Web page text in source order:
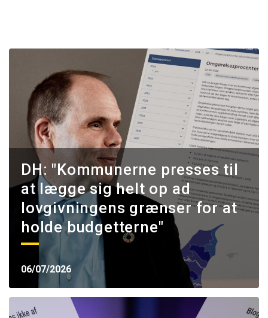
DH: "Kommunerne presses til
at lægge sig helt op ad
lovgivningens grænser for at
holde budgetterne"
06/07/2026